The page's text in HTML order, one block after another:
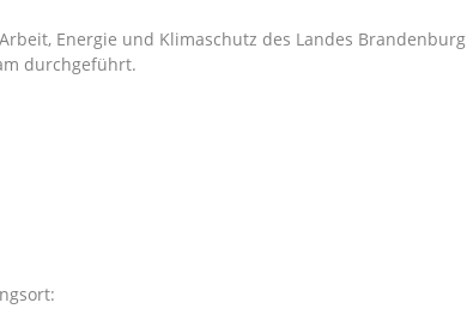
Energie und Klimaschutz des Landes Brandenburg
durchgeführt.